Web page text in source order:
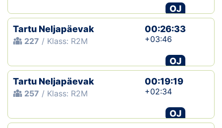
OJ
Tartu Neljapäevak
227 / Klass: R2M
00:26:33
+03:46
OJ
Tartu Neljapäevak
257 / Klass: R2M
00:19:19
+02:34
OJ